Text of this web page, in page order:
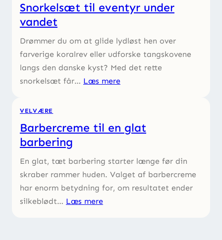
Snorkelsæt til eventyr under
vandet
Drømmer du om at glide lydløst hen over
farverige koralrev eller udforske tangskovene
langs den danske kyst? Med det rette
snorkelsæt får… Læs mere
VELVÆRE
Barbercreme til en glat
barbering
En glat, tæt barbering starter længe før din
skraber rammer huden. Valget af barbercreme
har enorm betydning for, om resultatet ender
silkeblødt… Læs mere